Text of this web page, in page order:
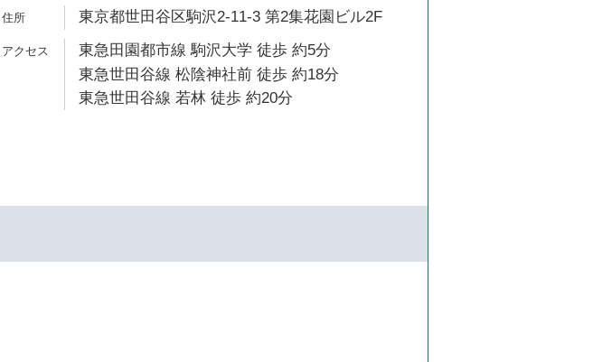
東京都世田谷区駒沢2-11-3 第2集花園ビル2F
東急田園都市線 駒沢大学 徒歩 約5分
東急世田谷線 松陰神社前 徒歩 約18分
東急世田谷線 若林 徒歩 約20分